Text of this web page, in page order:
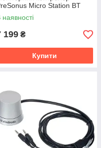
Micro Station BT
наявності
199 ₴
Купити